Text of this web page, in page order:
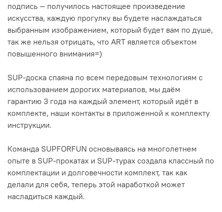
подпись — получилось настоящее произведение
искусства, каждую прогулку вы будете наслаждаться
выбранным изображением, который будет вам по душе,
так же нельзя отрицать, что ART является объектом
повышенного внимания=)
SUP-доска спаяна по всем передовым технологиям с
использованием дорогих материалов, мы даём
гарантию 3 года на каждый элемент, который идёт в
комплекте, наши контакты в приложенной к комплекту
инструкции.
Команда SUPFORFUN основываясь на многолетнем
опыте в SUP-прокатах и SUP-турах создала классный по
комплектации и долговечности комплект, так как
делали для себя, теперь этой наработкой может
насладиться каждый.